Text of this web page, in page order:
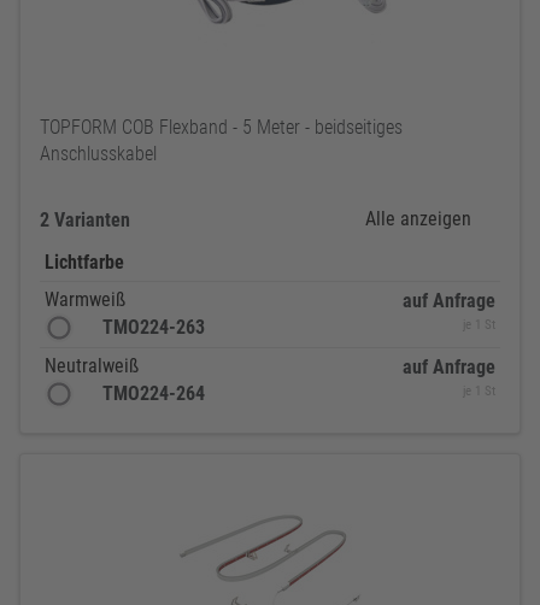
TOPFORM COB Flexband - 5 Meter - beidseitiges
Anschlusskabel
2 Varianten
Alle anzeigen
Lichtfarbe
Warmweiß
TMO224-263
auf Anfrage
je 1 St
Neutralweiß
TMO224-264
auf Anfrage
je 1 St